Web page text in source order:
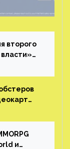
второго
и